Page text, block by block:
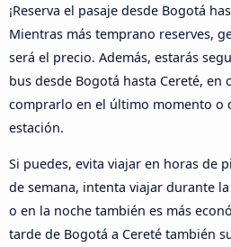
¡Reserva el pasaje desde Bogotá
Mientras más temprano reserves,
será el precio. Además, estarás
bus desde Bogotá hasta Cereté, en
comprarlo en el último momento o
estación.
Si puedes, evita viajar en horas de
de semana, intenta viajar durante
o en la noche también es más
tarde de Bogotá a Cereté también